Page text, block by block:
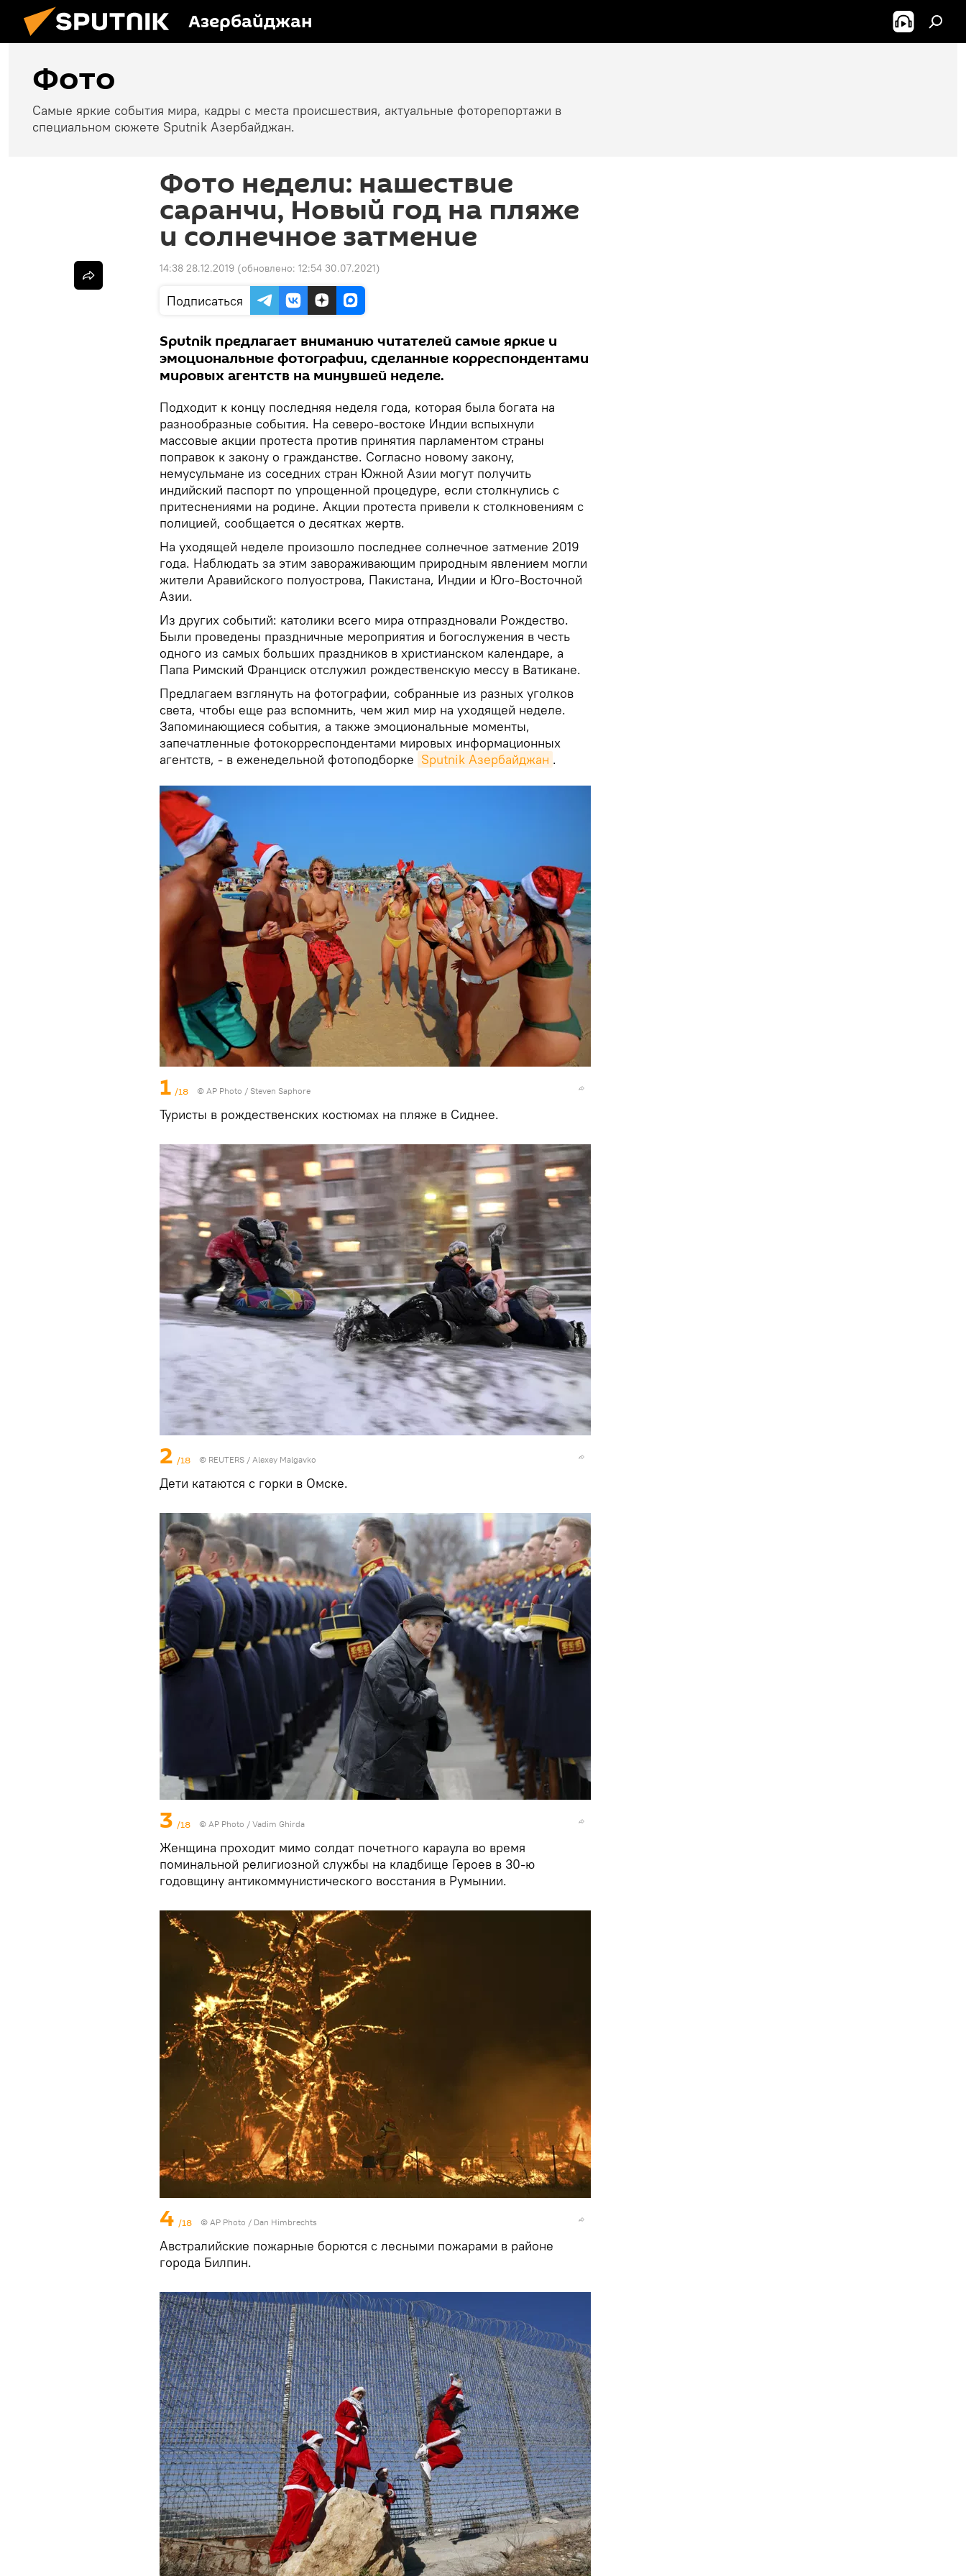
Азербайджан
Фото
Самые яркие события мира, кадры с места происшествия, актуальные фоторепортажи в
специальном сюжете Sputnik Азербайджан.
Фото недели: нашествие
саранчи, Новый год на пляже
и солнечное затмение
14:38 28.12.2019 (обновлено: 12:54 30.07.2021)
Подписаться
Sputnik предлагает вниманию читателей самые яркие и
эмоциональные фотографии, сделанные корреспондентами
мировых агентств на минувшей неделе.
Подходит к концу последняя неделя года, которая была богата на
разнообразные события. На северо-востоке Индии вспыхнули
массовые акции протеста против принятия парламентом страны
поправок к закону о гражданстве. Согласно новому закону,
немусульмане из соседних стран Южной Азии могут получить
индийский паспорт по упрощенной процедуре, если столкнулись с
притеснениями на родине. Акции протеста привели к столкновениям с
полицией, сообщается о десятках жертв.
На уходящей неделе произошло последнее солнечное затмение 2019
года. Наблюдать за этим завораживающим природным явлением могли
жители Аравийского полуострова, Пакистана, Индии и Юго-Восточной
Азии.
Из других событий: католики всего мира отпраздновали Рождество.
Были проведены праздничные мероприятия и богослужения в честь
одного из самых больших праздников в христианском календаре, а
Папа Римский Франциск отслужил рождественскую мессу в Ватикане.
Предлагаем взглянуть на фотографии, собранные из разных уголков
света, чтобы еще раз вспомнить, чем жил мир на уходящей неделе.
Запоминающиеся события, а также эмоциональные моменты,
запечатленные фотокорреспондентами мировых информационных
агентств, - в еженедельной фотоподборке Sputnik Азербайджан .
1 /18 © AP Photo / Steven Saphore
Туристы в рождественских костюмах на пляже в Сиднее.
2 /18 © REUTERS / Alexey Malgavko
Дети катаются с горки в Омске.
3 /18 © AP Photo / Vadim Ghirda
Женщина проходит мимо солдат почетного караула во время
поминальной религиозной службы на кладбище Героев в 30-ю
годовщину антикоммунистического восстания в Румынии.
4 /18 © AP Photo / Dan Himbrechts
Австралийские пожарные борются с лесными пожарами в районе
города Билпин.